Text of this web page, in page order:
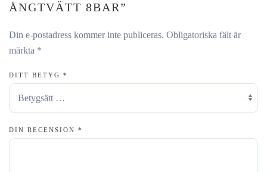
ÅNGTVÄTT 8BAR”
Din e-postadress kommer inte publiceras. Obligatoriska fält är
märkta *
DITT BETYG *
DIN RECENSION *